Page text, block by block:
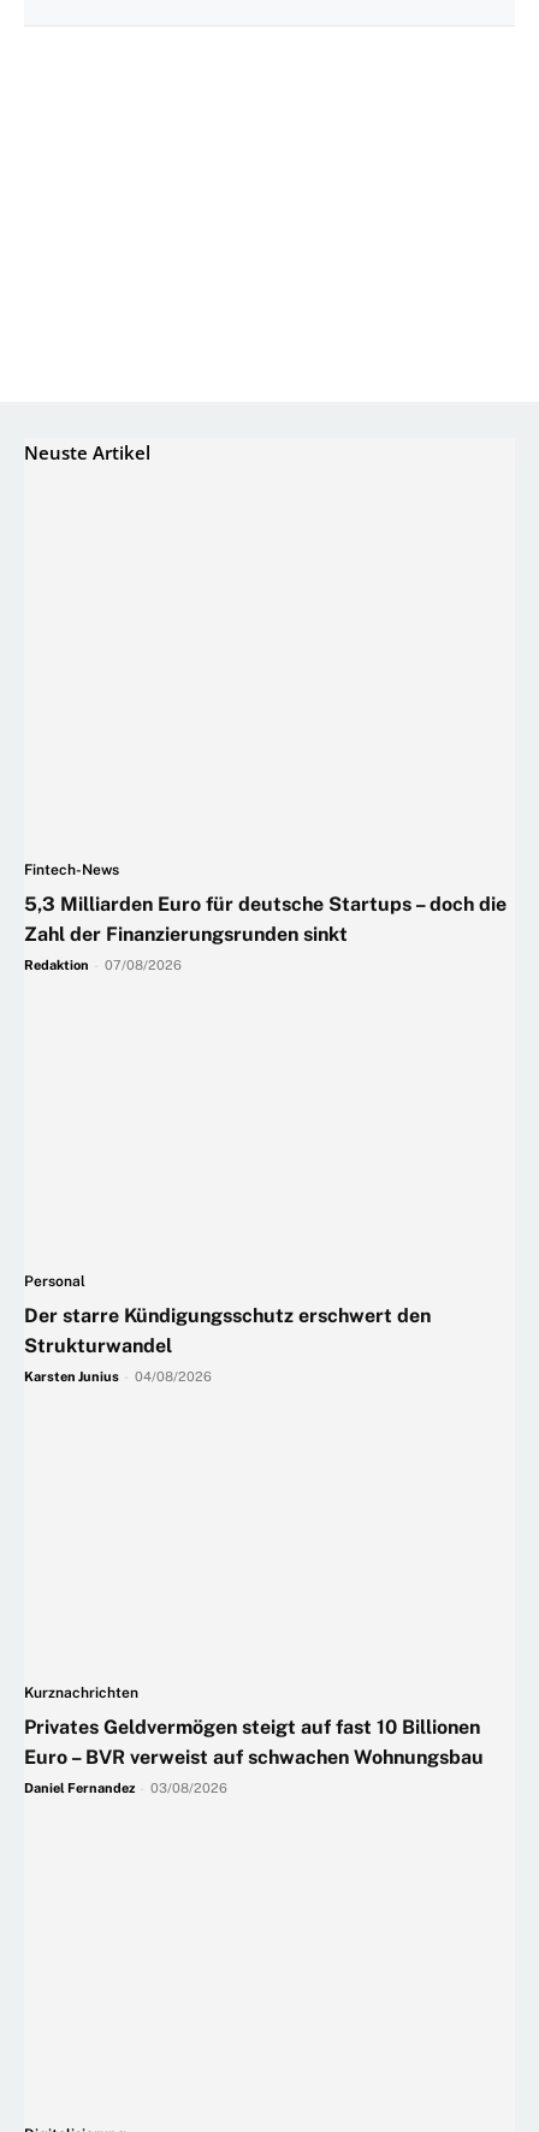
Neuste Artikel
Fintech-News
5,3 Milliarden Euro für deutsche Startups – doch die
Zahl der Finanzierungsrunden sinkt
Redaktion 07/08/2026
Personal
Der starre Kündigungsschutz erschwert den
Strukturwandel
Karsten Junius 04/08/2026
Kurznachrichten
Privates Geldvermögen steigt auf fast 10 Billionen
Euro – BVR verweist auf schwachen Wohnungsbau
Daniel Fernandez 03/08/2026